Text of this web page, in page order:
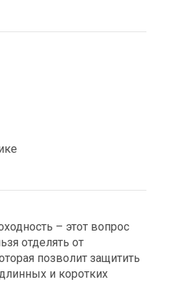
– этот вопрос
отделять от
позволит защитить
и коротких